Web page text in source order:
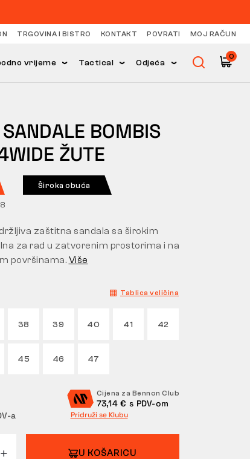
TRGOVINA I BISTRO KONTAKT POVRATI MOJ RAČUN
vrijeme Tactical Odjeća
0
BOMBIS
ŽUTE
Široka obuća
Tablica veličina
38 39 40 41 42
45 46 47
a
Cijena za Bennon Club
73,14 € s PDV-om
Pridruži se Klubu
U KOŠARICU
zaštitna sandala sa širokim
za rad u zatvorenim prostorima i na
površinama. Više